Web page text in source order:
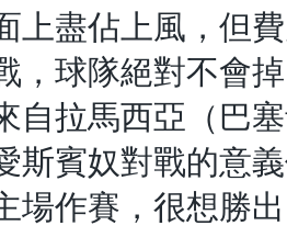
上盡佔上風，但
，球隊絕對不會
自拉馬西亞（巴
斯賓奴對戰的意
場作賽，很想勝